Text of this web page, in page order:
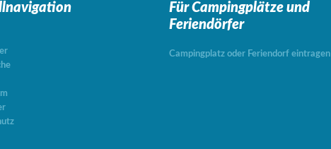
Für Campingplätze und
Feriendörfer
Campingplatz oder Feriendorf eintragen